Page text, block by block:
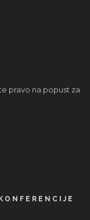
pravo na popust za